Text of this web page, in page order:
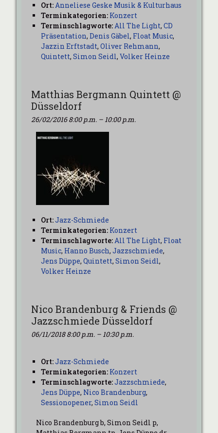
Ort:Anneliese Geske Musik & Kulturhaus
Terminkategorien: Konzert
Terminschlagworte:All The Light, CD
Präsentation, Denis Gäbel, Float Music,
Jazzin Erftstadt, Oliver Rehmann,
Quintett, Simon Seidl, Volker Heinze
Matthias Bergmann Quintett @
Düsseldorf
26/02/2016 8:00 p.m. – 10:00 p.m.
Ort:Jazz-Schmiede
Terminkategorien: Konzert
Terminschlagworte:All The Light, Float
Music, Hanno Busch, Jazzschmiede,
Jens Düppe, Quintett, Simon Seidl,
Volker Heinze
Nico Brandenburg & Friends @
Jazzschmiede Düsseldorf
06/11/2018 8:00 p.m. – 10:30 p.m.
Ort:Jazz-Schmiede
Terminkategorien: Konzert
Terminschlagworte:Jazzschmiede,
Jens Düppe, Nico Brandenburg,
Sessionopener, Simon Seidl
Nico Brandenburg b, Simon Seidl p,